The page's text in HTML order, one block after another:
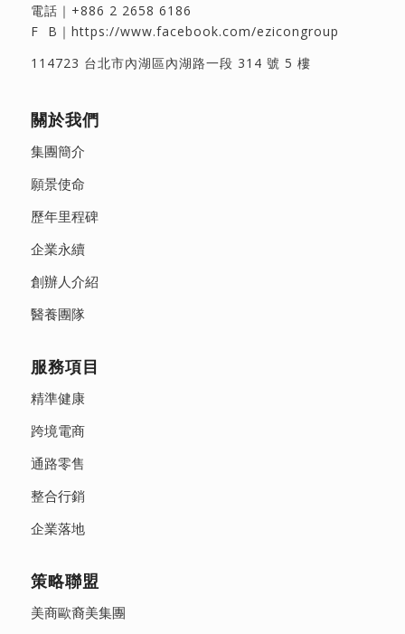
電話｜ +886 2 2658 6186
F B｜ https://www.facebook.com/ezicongroup
114723 台北市內湖區內湖路一段 314 號 5 樓
關於我們
集團簡介
願景使命
歷年里程碑
企業永續
創辦人介紹
醫養團隊
服務項目
精準健康
跨境電商
通路零售
整合行銷
企業落地
策略聯盟
美商歐裔美集團